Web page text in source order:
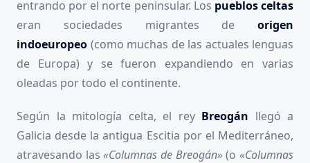
entrando por el norte peninsular. Los pueblos celtas
eran sociedades migrantes de origen
indoeuropeo (como muchas de las actuales lenguas
de Europa) y se fueron expandiendo en varias
oleadas por todo el continente.
Según la mitología celta, el rey Breogán llegó a
Galicia desde la antigua Escitia por el Mediterráneo,
atravesando las«Columnas de Breogán» (o«Columnas